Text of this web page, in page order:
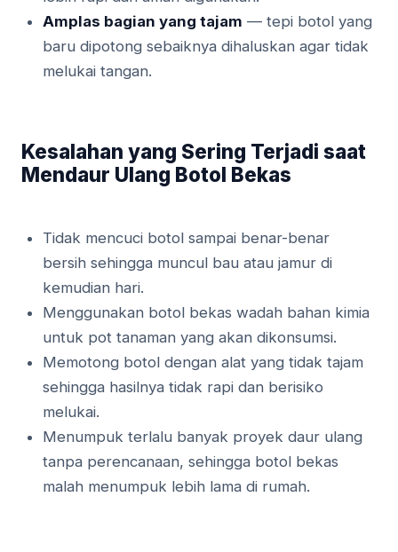
Amplas bagian yang tajam — tepi botol yang
baru dipotong sebaiknya dihaluskan agar tidak
melukai tangan.
Kesalahan yang Sering Terjadi saat
Mendaur Ulang Botol Bekas
Tidak mencuci botol sampai benar-benar
bersih sehingga muncul bau atau jamur di
kemudian hari.
Menggunakan botol bekas wadah bahan kimia
untuk pot tanaman yang akan dikonsumsi.
Memotong botol dengan alat yang tidak tajam
sehingga hasilnya tidak rapi dan berisiko
melukai.
Menumpuk terlalu banyak proyek daur ulang
tanpa perencanaan, sehingga botol bekas
malah menumpuk lebih lama di rumah.